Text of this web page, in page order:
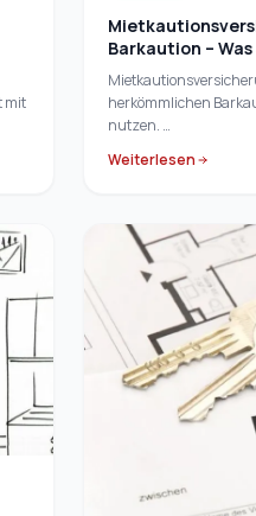
mit
Barkaution –
herkömmlichen
nutzen. …
Weiterlesen